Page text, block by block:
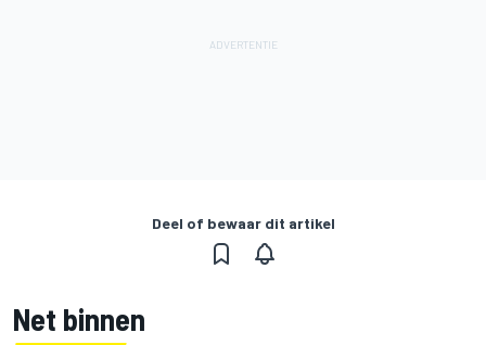
Deel of bewaar dit artikel
Net binnen